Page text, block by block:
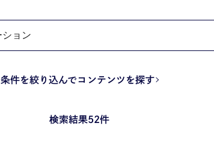
条件を絞り込んでコンテンツを探す
検索結果52件